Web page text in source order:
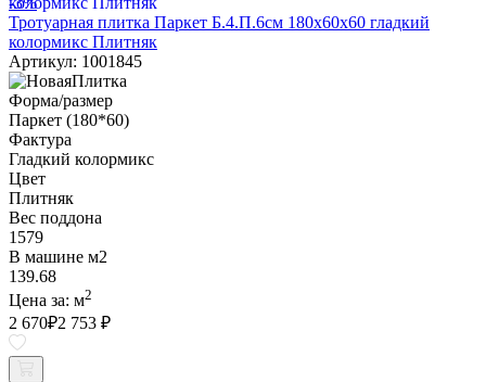
Тротуарная плитка Паркет Б.4.П.6см 180х60х60 гладкий
колормикс Плитняк
Артикул: 1001845
Форма/размер
Паркет (180*60)
Фактура
Гладкий колормикс
Цвет
Плитняк
Вес поддона
1579
В машине м2
139.68
Цена за: м2
2 670₽2 753 ₽